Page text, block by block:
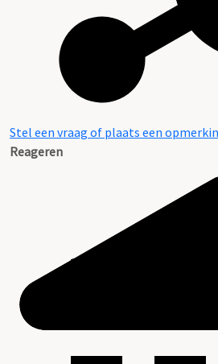
Stel een vraag of plaats een
Reageren